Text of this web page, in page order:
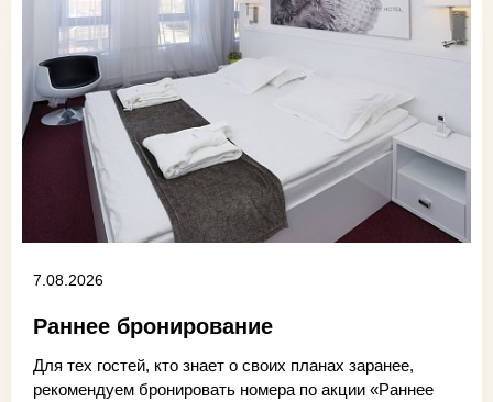
7.08.2026
Раннее бронирование
Для тех гостей, кто знает о своих планах заранее,
рекомендуем бронировать номера по акции «Раннее